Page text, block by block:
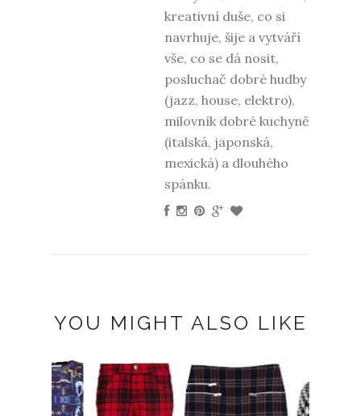
kreativní duše, co si
navrhuje, šije a vytváří
vše, co se dá nosit,
posluchač dobré hudby
(jazz, house, elektro),
milovník dobré kuchyně
(italská, japonská,
mexická) a dlouhého
spánku.
YOU MIGHT ALSO LIKE